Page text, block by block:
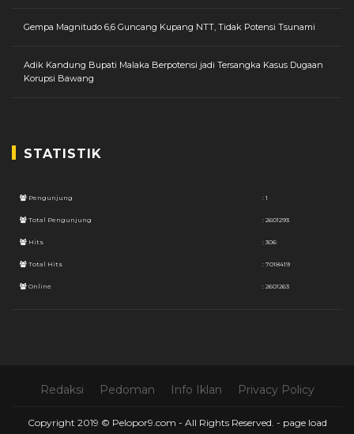
Gempa Magnitudo 6,6 Guncang Kupang NTT, Tidak Potensi Tsunami
Adik Kandung Bupati Malaka Berpotensi jadi Tersangka Kasus Dugaan
Korupsi Bawang
STATISTIK
Pengunjung : 1
Total Pengunjung : 2601293
Hits : 306
Total Hits : 7018419
Online : 2601263
Redaksi Pedoman Info Iklan Privacy Policy
Copyright 2019 © Pelopor9.com - All Rights Reserved. - page load